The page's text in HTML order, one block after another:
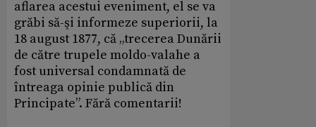
aflarea acestui eveniment, el se va
grăbi să-şi informeze superiorii, la
18 august 1877, că „trecerea Dunării
de către trupele moldo-valahe a
fost universal condamnată de
întreaga opinie publică din
Principate”. Fără comentarii!